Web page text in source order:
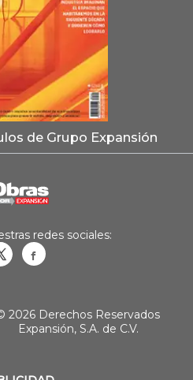
de Grupo Expansión
redes sociales:
2026 Derechos Reservados
Expansión, S.A. de C.V.